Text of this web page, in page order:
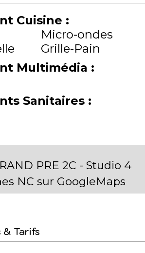
Cuisine :
Micro-ondes
Grille-Pain
Multimédia :
Sanitaires :
PRE 2C - Studio 4
NC sur GoogleMaps
Tarifs